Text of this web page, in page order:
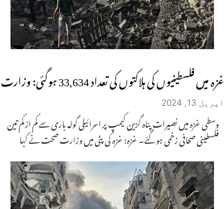
غزہ میں فلسطینیوں کی ہلاکتوں کی تعداد 33,634 ہوگئی: وزارت
اپریل 13, 2024
وسطی غزہ میں نصیرات پناہ گزین کیمپ پر اسرائیلی گولہ باری سے کم از کم تین
فلسطینی صحافی زخمی ہو گئے۔ غزہ: غزہ کی پٹی میں وزارت صحت نے کہا